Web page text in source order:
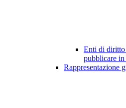
Enti di
pubblicare in
Rappresentazione